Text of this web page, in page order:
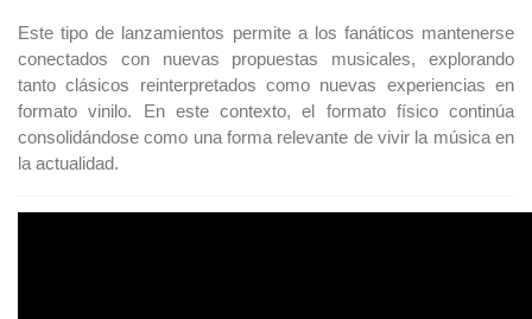
Este tipo de lanzamientos permite a los fanáticos mantenerse
conectados con nuevas propuestas musicales, explorando
tanto clásicos reinterpretados como nuevas experiencias en
formato vinilo. En este contexto, el formato físico continúa
consolidándose como una forma relevante de vivir la música en
la actualidad.